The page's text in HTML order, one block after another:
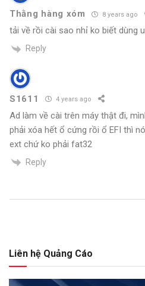
Thằng hàng xóm 8 years ago
tải về rồi cài sao nhỉ ko biết dùng
Reply
S1611 4 years ago
Ad làm về cài trên máy thật đi,
phải xóa hết ổ cứng rồi ổ EFI thì
ext chứ ko phải fat32
Reply
Liên hệ Quảng Cáo